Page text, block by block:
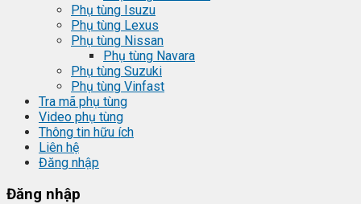
Phụ tùng Isuzu
Phụ tùng Lexus
Phụ tùng Nissan
Phụ tùng Navara
Phụ tùng Suzuki
Phụ tùng Vinfast
Tra mã phụ tùng
Video phụ tùng
Thông tin hữu ích
Liên hệ
Đăng nhập
Đăng nhập